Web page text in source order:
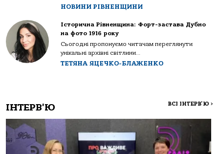
НОВИНИ РІВНЕНЩИНИ
Історична Рівненщина: Форт-застава Дубно
на фото 1916 року
Сьогодні пропонуємо читачам переглянути
унікальні архівні світлини...
ТЕТЯНА ЯЦЕЧКО-БЛАЖЕНКО
ІНТЕРВ'Ю ВСІ ІНТЕРВ'Ю >